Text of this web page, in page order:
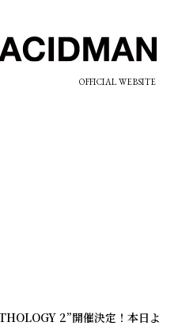
OFFICIAL WEBSITE
2”開催決定！本日よ